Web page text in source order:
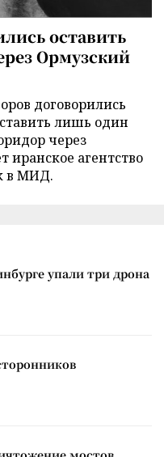
оставить
Ормузский
договорились
лишь один
через
иранское агентство
в МИД.
упали три дрона